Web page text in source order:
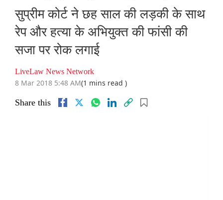
सुप्रीम कोर्ट ने छह साल की लड़की के साथ
रेप और हत्या के अभियुक्त की फांसी की
सजा पर रोक लगाई
LiveLaw News Network
8 Mar 2018 5:48 AM(1 mins read )
Share this